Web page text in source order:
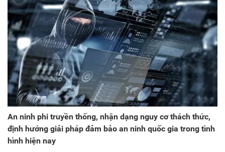
An ninh phi truyền thống, nhận dạng nguy cơ thách thức,
định hướng giải pháp đảm bảo an ninh quốc gia trong tình
hình hiện nay